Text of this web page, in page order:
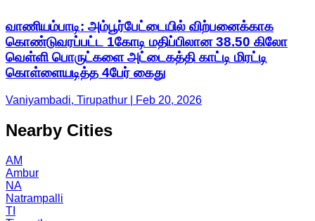
வாணியம்பாடி: அம்பூர்பேட்டையில் விற்பனைக்காக
கொண்டுவரப்பட்ட 1கோடி மதிப்பிலான 38.50 கிலோ
வெள்ளி பொருட்களை அட்டைகத்தி காட்டி மிரட்டி
கொள்ளையடித்த 4பேர் கைது
Vaniyambadi, Tirupathur | Feb 20, 2026
Nearby Cities
AM
Ambur
NA
Natrampalli
TI